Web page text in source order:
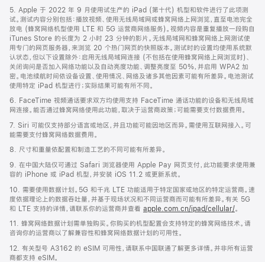
5. Apple 于 2022 年 9 月使用试生产的 iPad (第十代) 机型和软件进行了此项测
试。测试内容分别包括：播放视频、使用无线局域网或蜂窝网络上网浏览，直至电池完全
放电 (蜂窝网络机型使用 LTE 和 5G 运营商网络服务)。视频内容是重复播放一段购自
iTunes Store 的长度为 2 小时 23 分钟的影片。无线局域网和蜂窝网络上网测试使
用专门的网页服务器，来浏览 20 个热门网页的快照版本。测试时的设置均使用系统默
认状态，但以下设置除外：启用无线局域网连接 (不包括在使用蜂窝网络上网浏览时)、
关闭询问是否加入网络功能以及自动亮度功能、调整亮度至 50%，并启用 WPA2 加
密。电池续航时间依设备设置、使用情况、网络及诸多其他因素可能有所差异。电池测试
使用特定 iPad 机型进行；实际结果可能有所不同。
6. FaceTime 视频通话要求双方均使用支持 FaceTime 通话功能的设备和无线局域
网连接。能否通过蜂窝网络使用此功能，取决于运营商政策；可能需要支付数据费用。
7. Siri 可能仅支持部分语言或地区，并且功能可能因地区而异。需使用互联网接入。可
能需要支付蜂窝网络数据费用。
8. 尺寸和重量依配置和制造工艺的不同可能有所差异。
9. 在中国大陆仅可通过 Safari 浏览器使用 Apple Pay 网页支付，此功能要求使用兼
容的 iPhone 或 iPad 机型，并安装 iOS 11.2 或更新系统。
10. 需要使用数据计划。5G 和千兆 LTE 功能适用于特定国家或地区的特定运营商。速
度依据理论上的数据吞吐量，并基于现场状况和不同运营商而可能有所差异。有关 5G
和 LTE 支持的详情，请联系你的运营商并查看 apple.com.cn/ipad/cellular/。
11. 蜂窝网络数据计划需单独购买。你购买的机型配置会支持特定的蜂窝网络技术。请
咨询你的运营商以了解兼容性和蜂窝网络数据计划的可用性。
12. 有关型号 A3162 的 eSIM 可用性，请联系中国联通了解更多详情。并非所有运营
商都支持 eSIM。